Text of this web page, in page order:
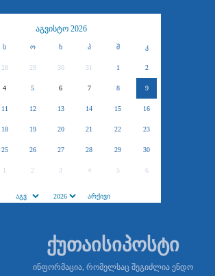
აგვისტო 2026
ს ო ხ პ შ კ
28 29 30 31 1 2
4 5 6 7 8 9
11 12 13 14 15 16
18 19 20 21 22 23
25 26 27 28 29 30
1 2 3 4 5 6
ქუთაისიპოსტი
ინფორმაცია, რომელსაც შეგიძლია ენდო